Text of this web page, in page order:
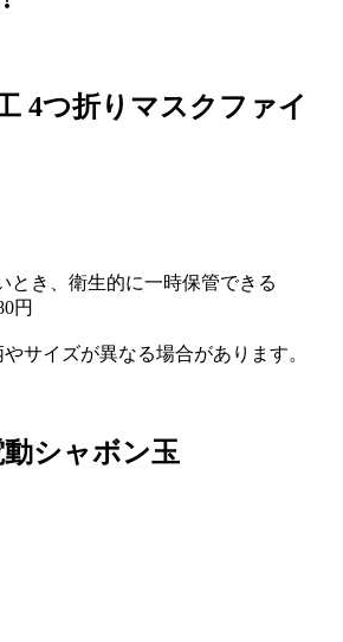
4つ折りマスクファイ
とき、衛生的に一時保管できる
円
サイズが異なる場合があります。
シャボン玉